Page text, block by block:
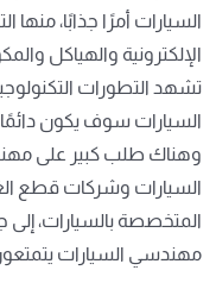
السيارات أمرًا جذابًا،
الإلكترونية والهياكل
تشهد التطورات
السيارات سوف يكون دائمًا
وهناك طلب كبير على
السيارات وشركات قطع
المتخصصة بالسيارات،
مهندسي السيارات يتمتعون